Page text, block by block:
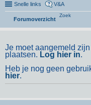
Snelle links V&A
Forumoverzicht
Zoek
Je moet aangemeld
plaatsen. Log hier in.
Heb je nog geen
hier.